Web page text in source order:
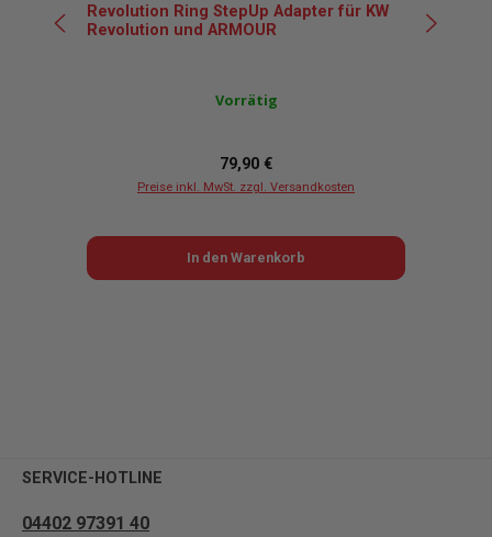
Revolution Ring StepUp Adapter für KW
Revolution und ARMOUR
Vorrätig
Regulärer Preis:
79,90 €
Preise inkl. MwSt. zzgl. Versandkosten
In den Warenkorb
SERVICE-HOTLINE
04402 97391 40